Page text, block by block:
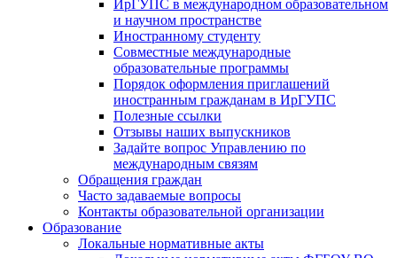
ИрГУПС в международном образовательном
и научном пространстве
Иностранному студенту
Совместные международные
образовательные программы
Порядок оформления приглашений
иностранным гражданам в ИрГУПС
Полезные ссылки
Отзывы наших выпускников
Задайте вопрос Управлению по
международным связям
Обращения граждан
Часто задаваемые вопросы
Контакты образовательной организации
Образование
Локальные нормативные акты